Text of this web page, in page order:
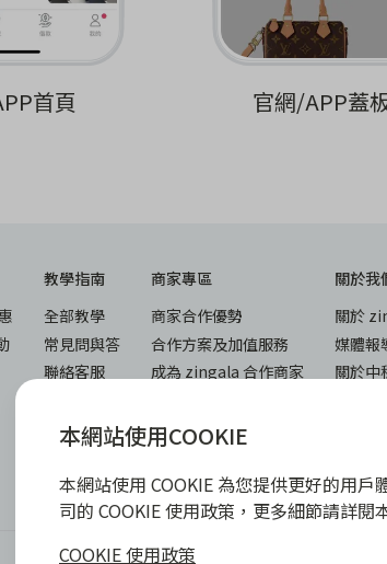
首頁 官網/APP蓋
教學指南
全部教學
常見問與答
聯絡客服
商家專區
商家合作優勢
合作方案及加值服務
成為 zingala 合作商家
商家常見問與答
關於我
關於
媒體報
關於中
本網站使用COOKIE
本網站使用 COOKIE 為您提供更好的用
司的 COOKIE 使用政策，更多細節請詳閱
COOKIE 使用政策